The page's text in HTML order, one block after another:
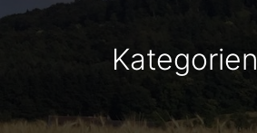
Kategorien